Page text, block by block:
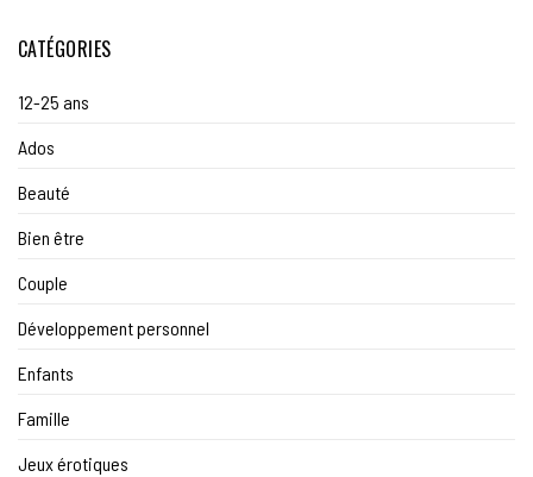
CATÉGORIES
12-25 ans
Ados
Beauté
Bien être
Couple
Développement personnel
Enfants
Famille
Jeux érotiques